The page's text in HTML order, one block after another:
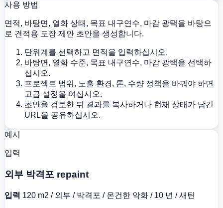
사용 방법
면적, 바탕면, 열화 상태, 목표 내구연수, 마감 광택을 바탕으
로 견적용 도장 제안 초안을 생성합니다.
단위계를 선택하고 면적을 입력하십시오.
바탕면, 열화 수준, 목표 내구연수, 마감 광택을 선택하
십시오.
프로젝트 범위, 노출 환경, 톤, 수량 정책을 바꿔야 하면
고급 설정을 여십시오.
초안을 검토한 뒤 결과를 복사하거나 현재 상태가 담긴
URL을 공유하십시오.
예시
입력
외부 박격포 repaint
입력 120 m2 / 외부 / 박격포 / 온건한 악화 / 10 년 / 새틴